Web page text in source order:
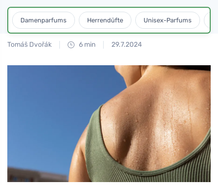
Damenparfums Herrendüfte Unisex-Parfums
Tomáš Dvořák 6 min 29.7.2024